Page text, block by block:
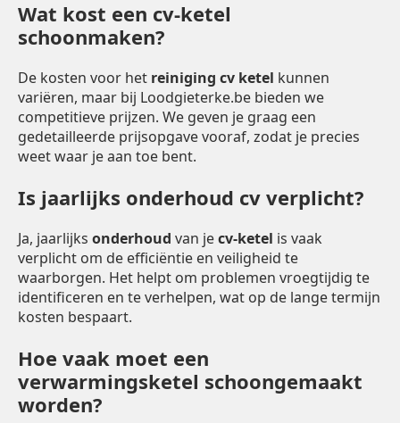
Wat kost een cv-ketel
schoonmaken?
De kosten voor het reiniging cv ketel kunnen
variëren, maar bij Loodgieterke.be bieden we
competitieve prijzen. We geven je graag een
gedetailleerde prijsopgave vooraf, zodat je precies
weet waar je aan toe bent.
Is jaarlijks onderhoud cv verplicht?
Ja, jaarlijks onderhoud van jecv-ketel is vaak
verplicht om de efficiëntie en veiligheid te
waarborgen. Het helpt om problemen vroegtijdig te
identificeren en te verhelpen, wat op de lange termijn
kosten bespaart.
Hoe vaak moet een
verwarmingsketel schoongemaakt
worden?